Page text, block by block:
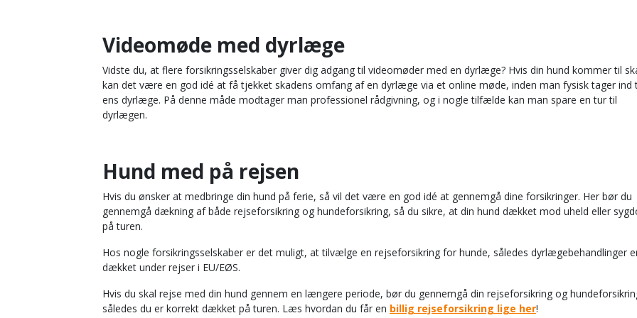
Videomøde med dyrlæge
Vidste du, at flere forsikringsselskaber giver dig adgang til videomøder med en dyrlæge? Hvis din hund kommer til
kan det være en god idé at få tjekket skadens omfang af en dyrlæge via et online møde, inden man fysisk tager ind
ens dyrlæge. På denne måde modtager man professionel rådgivning, og i nogle tilfælde kan man spare en tur til
dyrlægen.
Hund med på rejsen
Hvis du ønsker at medbringe din hund på ferie, så vil det være en god idé at gennemgå dine forsikringer. Her bør du
gennemgå dækning af både rejseforsikring og hundeforsikring, så du sikre, at din hund dækket mod uheld eller
på turen.
Hos nogle forsikringsselskaber er det muligt, at tilvælge en rejseforsikring for hunde, således dyrlægebehandlinger
dækket under rejser i EU/EØS.
Hvis du skal rejse med din hund gennem en længere periode, bør du gennemgå din rejseforsikring og
således du er korrekt dækket på turen. Læs hvordan du får en billig rejseforsikring lige her!